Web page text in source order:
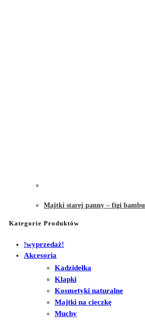
Majtki starej panny – figi
Kategorie Produktów
!wyprzedaż!
Akcesoria
Kadzidełka
Klapki
Kosmetyki naturalne
Majtki na cieczkę
Muchy